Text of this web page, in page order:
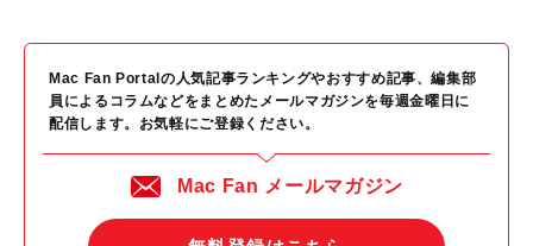
Mac Fan Portalの人気記事ランキングやおすすめ記事、編集部
員によるコラムなどをまとめたメールマガジンを毎週金曜日に
配信します。お気軽にご登録ください。
Mac Fan メールマガジン